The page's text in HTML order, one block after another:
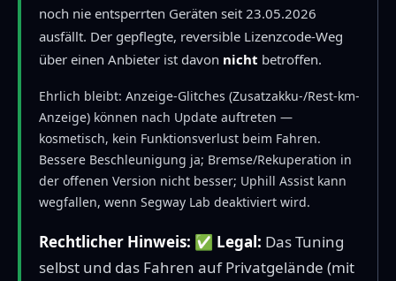
noch nie entsperrten Geräten seit 23.05.2026
ausfällt. Der gepflegte, reversible Lizenzcode-Weg
über einen Anbieter ist davon nicht betroffen.
Ehrlich bleibt: Anzeige-Glitches (Zusatzakku-/Rest-km-
Anzeige) können nach Update auftreten —
kosmetisch, kein Funktionsverlust beim Fahren.
Bessere Beschleunigung ja; Bremse/Rekuperation in
der offenen Version nicht besser; Uphill Assist kann
wegfallen, wenn Segway Lab deaktiviert wird.
Rechtlicher Hinweis: ✅ Legal: Das Tuning
selbst und das Fahren auf Privatgelände (mit